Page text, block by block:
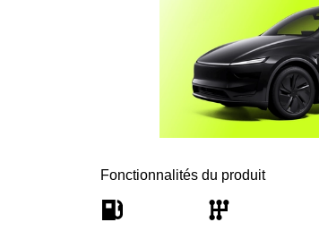
Fonctionnalités du produit